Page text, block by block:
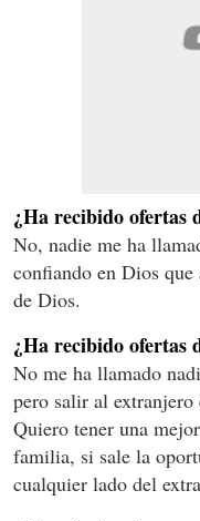
¿Ha recibido ofertas
No, nadie me ha
confiando en Dios
de Dios.
¿Ha recibido ofertas
No me ha llamado
pero salir al extranjero
Quiero tener una
familia, si sale la
cualquier lado del